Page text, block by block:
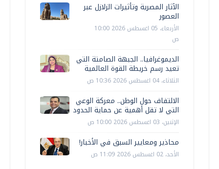
الآثار المصرية وتأثيرات الزلازل عبر
العصور
الأربعاء، 05 اغسطس 2026 10:00
ص
الديموغرافيا.. الجبهة الصامتة التي
تعيد رسم خريطة القوة العالمية
الثلاثاء، 04 اغسطس 2026 10:36 ص
الالتفاف حول الوطن.. معركة الوعي
التي لا تقل أهمية عن حماية الحدود
الإثنين، 03 اغسطس 2026 10:00 ص
محاذير ومعايير السبق في الأخبار!
الأحد، 02 اغسطس 2026 11:09 ص